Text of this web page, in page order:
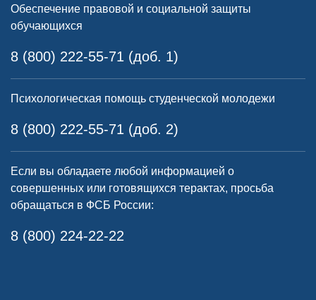
Обеспечение правовой и социальной защиты
обучающихся
8 (800) 222-55-71 (доб. 1)
Психологическая помощь студенческой молодежи
8 (800) 222-55-71 (доб. 2)
Если вы обладаете любой информацией о
совершенных или готовящихся терактах, просьба
обращаться в ФСБ России:
8 (800) 224-22-22